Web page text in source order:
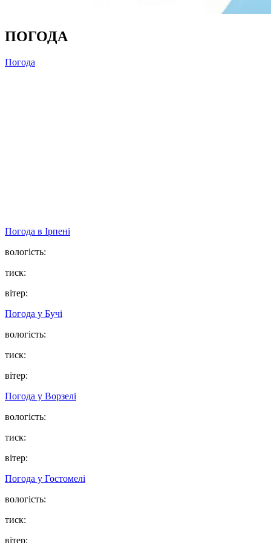
ПОГОДА
Погода
Погода в Ірпені
вологість:
тиск:
вітер:
Погода у Бучі
вологість:
тиск:
вітер:
Погода у Ворзелі
вологість:
тиск:
вітер:
Погода у Гостомелі
вологість:
тиск:
вітер: